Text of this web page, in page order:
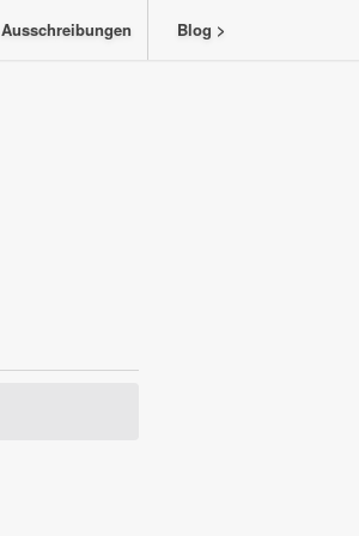
Ausschreibungen Blog >